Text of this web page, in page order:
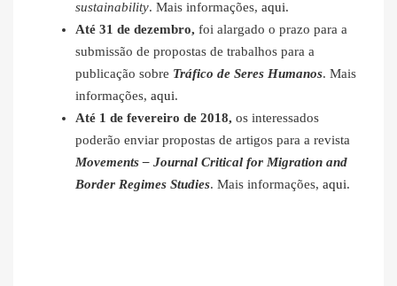
sustainability. Mais informações, aqui.
Até 31 de dezembro, foi alargado o prazo para a
submissão de propostas de trabalhos para a
publicação sobre Tráfico de Seres Humanos. Mais
informações, aqui.
Até 1 de fevereiro de 2018, os interessados
poderão enviar propostas de artigos para a revista
Movements – Journal Critical for Migration and
Border Regimes Studies. Mais informações, aqui.